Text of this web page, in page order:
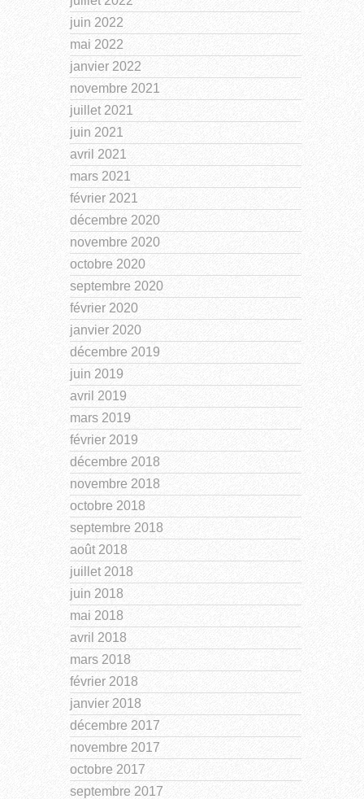
juin 2022
mai 2022
janvier 2022
novembre 2021
juillet 2021
juin 2021
avril 2021
mars 2021
février 2021
décembre 2020
novembre 2020
octobre 2020
septembre 2020
février 2020
janvier 2020
décembre 2019
juin 2019
avril 2019
mars 2019
février 2019
décembre 2018
novembre 2018
octobre 2018
septembre 2018
août 2018
juillet 2018
juin 2018
mai 2018
avril 2018
mars 2018
février 2018
janvier 2018
décembre 2017
novembre 2017
octobre 2017
septembre 2017